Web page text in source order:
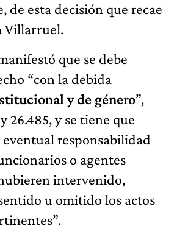
de esta decisión que recae
Villarruel.
que se debe
“con la debida
y de género”,
26.485, y se tiene que
responsabilidad
o agentes
intervenido,
u omitido los actos